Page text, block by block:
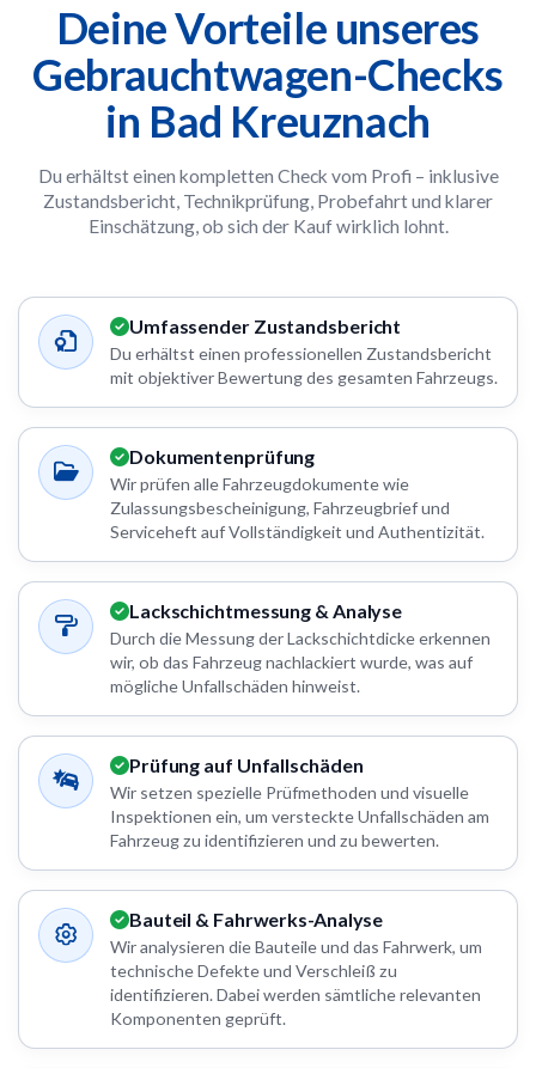
Deine Vorteile unseres
Gebrauchtwagen-Checks
in Bad Kreuznach
Du erhältst einen kompletten Check vom Profi – inklusive
Zustandsbericht, Technikprüfung, Probefahrt und klarer
Einschätzung, ob sich der Kauf wirklich lohnt.
Umfassender Zustandsbericht
Du erhältst einen professionellen Zustandsbericht
mit objektiver Bewertung des gesamten Fahrzeugs.
Dokumentenprüfung
Wir prüfen alle Fahrzeugdokumente wie
Zulassungsbescheinigung, Fahrzeugbrief und
Serviceheft auf Vollständigkeit und Authentizität.
Lackschichtmessung & Analyse
Durch die Messung der Lackschichtdicke erkennen
wir, ob das Fahrzeug nachlackiert wurde, was auf
mögliche Unfallschäden hinweist.
Prüfung auf Unfallschäden
Wir setzen spezielle Prüfmethoden und visuelle
Inspektionen ein, um versteckte Unfallschäden am
Fahrzeug zu identifizieren und zu bewerten.
Bauteil & Fahrwerks-Analyse
Wir analysieren die Bauteile und das Fahrwerk, um
technische Defekte und Verschleiß zu
identifizieren. Dabei werden sämtliche relevanten
Komponenten geprüft.